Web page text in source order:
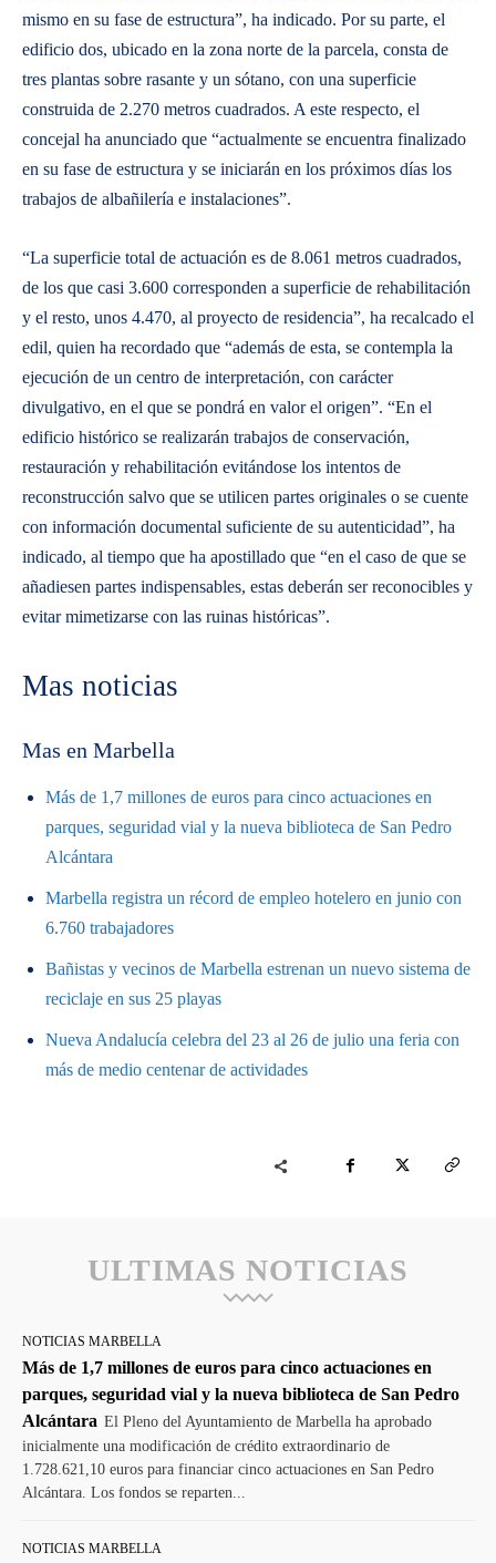
mismo en su fase de estructura”, ha indicado. Por su parte, el
edificio dos, ubicado en la zona norte de la parcela, consta de
tres plantas sobre rasante y un sótano, con una superficie
construida de 2.270 metros cuadrados. A este respecto, el
concejal ha anunciado que “actualmente se encuentra finalizado
en su fase de estructura y se iniciarán en los próximos días los
trabajos de albañilería e instalaciones”.
“La superficie total de actuación es de 8.061 metros cuadrados,
de los que casi 3.600 corresponden a superficie de rehabilitación
y el resto, unos 4.470, al proyecto de residencia”, ha recalcado el
edil, quien ha recordado que “además de esta, se contempla la
ejecución de un centro de interpretación, con carácter
divulgativo, en el que se pondrá en valor el origen”. “En el
edificio histórico se realizarán trabajos de conservación,
restauración y rehabilitación evitándose los intentos de
reconstrucción salvo que se utilicen partes originales o se cuente
con información documental suficiente de su autenticidad”, ha
indicado, al tiempo que ha apostillado que “en el caso de que se
añadiesen partes indispensables, estas deberán ser reconocibles y
evitar mimetizarse con las ruinas históricas”.
Mas noticias
Mas en Marbella
Más de 1,7 millones de euros para cinco actuaciones en
parques, seguridad vial y la nueva biblioteca de San Pedro
Alcántara
Marbella registra un récord de empleo hotelero en junio con
6.760 trabajadores
Bañistas y vecinos de Marbella estrenan un nuevo sistema de
reciclaje en sus 25 playas
Nueva Andalucía celebra del 23 al 26 de julio una feria con
más de medio centenar de actividades
ULTIMAS NOTICIAS
NOTICIAS MARBELLA
Más de 1,7 millones de euros para cinco actuaciones en
parques, seguridad vial y la nueva biblioteca de San Pedro
Alcántara El Pleno del Ayuntamiento de Marbella ha aprobado
inicialmente una modificación de crédito extraordinario de
1.728.621,10 euros para financiar cinco actuaciones en San Pedro
Alcántara. Los fondos se reparten...
NOTICIAS MARBELLA